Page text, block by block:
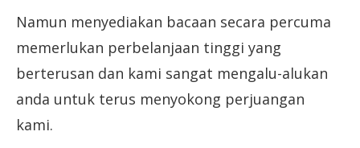
Namun menyediakan bacaan secara percuma
memerlukan perbelanjaan tinggi yang
berterusan dan kami sangat mengalu-alukan
anda untuk terus menyokong perjuangan
kami.